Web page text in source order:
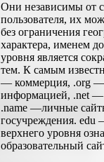
Они независимы от
пользователя, их
без ограничения
характера, именем
уровня является
тем. К самым
— коммерция, .org
информацией, .net —
.name —личные
госучреждения. edu
верхнего уровня
образовательный